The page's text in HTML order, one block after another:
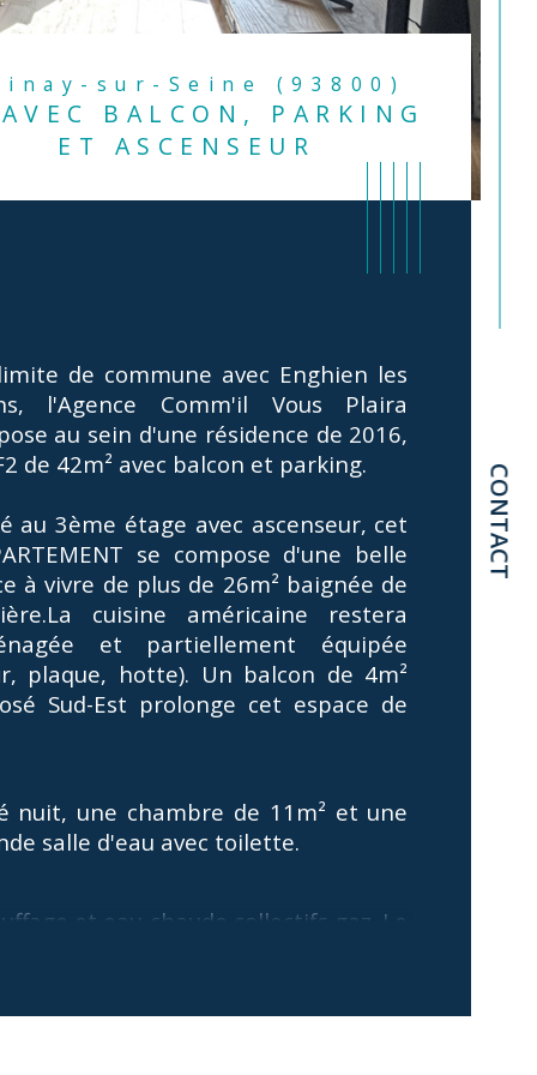
CONTACT
sur-Seine (93800)
BALCON, PARKING
ET ASCENSEUR
Valeurs
de pièces
salle d'eau
de commune avec Enghien les
l'Agence Comm'il Vous Plaira
au sein d'une résidence de 2016,
de 42m² avec balcon et parking.
au 3ème étage avec ascenseur, cet
se compose d'une belle
à vivre de plus de 26m² baignée de
cuisine américaine restera
et partiellement équipée
plaque, hotte). Un balcon de 4m²
Sud-Est prolonge cet espace de
nuit, une chambre de 11m² et une
salle d'eau avec toilette.
et eau chaude collectifs gaz. Le